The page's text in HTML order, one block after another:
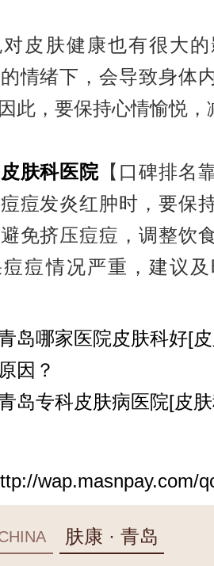
皮肤健康也有很大
情绪下，会导致身体
此，要保持心情愉悦，
肤科医院 【口碑排名
痘发炎红肿时，要保
免挤压痘痘，调整饮
痘情况严重，建议
岛哪家医院皮肤科好[
因？
岛专科皮肤病医院[皮
wap.masnpay.com/
肤康 · 青岛